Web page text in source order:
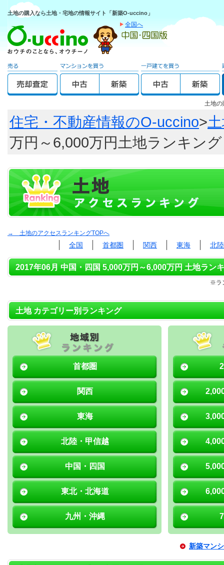
土地の購入なら土地・宅地の情報サイト「新築O-uccino」
全国へ
土地
住宅・不動産情報のO-uccino>
万円～6,000万円土地ランキング
→ 土地のアクセスランキングTOPへ
全国 首都圏 関西 東海 北
2017年06月 中国・四国 5,000万円～6,000万円 土地ラン
※ラ
土地 カテゴリー別ランキング
首都圏
関西
東海
北陸・甲信越
中国・四国
東北・北海道
九州・沖縄
新築マン